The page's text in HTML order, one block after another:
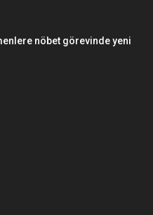
nöbet görevinde yeni